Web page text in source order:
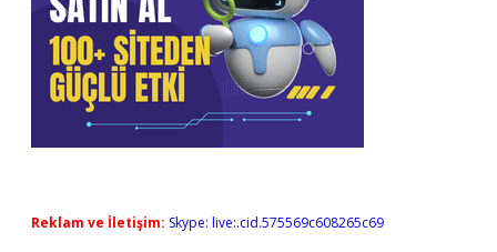
Reklam ve İletişim: Skype: live:.cid.575569c608265c69